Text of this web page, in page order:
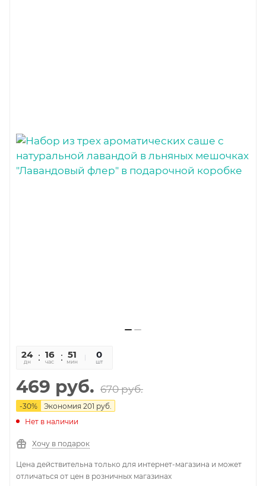
24
дн
16
час
51
мин
36
сек
0
шт
469 руб. 670руб.
-30% Экономия 201 руб.
Нет в наличии
Хочу в подарок
Цена действительна только для интернет-магазина и может
отличаться от цен в розничных магазинах